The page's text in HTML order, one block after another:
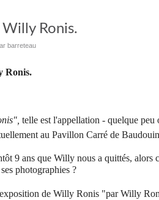
Ronis.
barreteau
telle est l'appellation - quelque peu
au Pavillon Carré de
9 ans que Willy nous a quittés, alors
photographies ?
de Willy Ronis "par Willy